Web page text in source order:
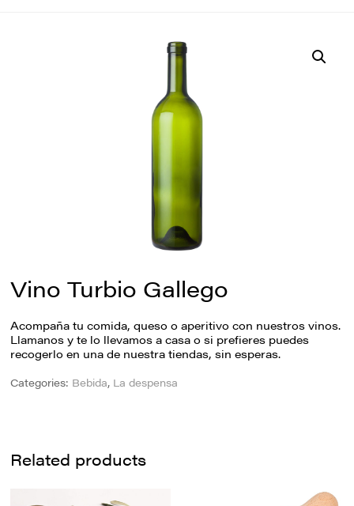
Vino Turbio Gallego
Acompaña tu comida, queso o aperitivo con nuestros vinos.
Llamanos y te lo llevamos a casa o si prefieres puedes
recogerlo en una de nuestra tiendas, sin esperas.
Categories: Bebida, La despensa
Related products